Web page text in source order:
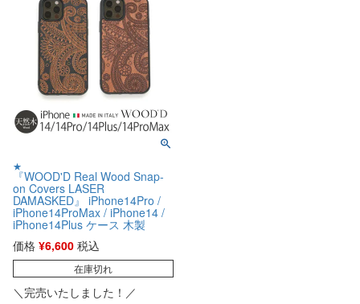
★
『WOOD'D Real Wood Snap-
on Covers LASER
DAMASKED』 iPhone14Pro /
iPhone14ProMax / iPhone14 /
iPhone14Plus ケース 木製
価格 ¥6,600 税込
在庫切れ
＼完売いたしました！／